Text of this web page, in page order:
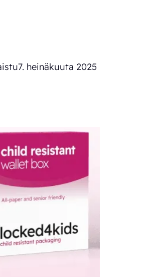
7. heinäkuuta 2025